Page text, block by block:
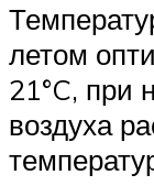
летом
21°C, при
воздуха